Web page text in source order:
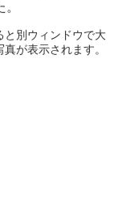
と別ウィンドウで大
が表示されます。